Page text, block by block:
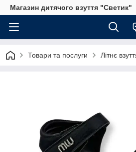
Магазин дитячого взуття "Светик"
Товари та послуги Літнє